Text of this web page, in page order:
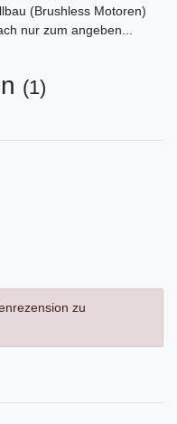
(Brushless Motoren)
nur zum angeben...
(1)
zu